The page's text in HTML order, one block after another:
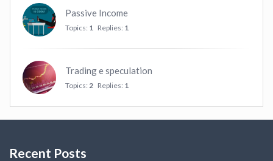
Passive Income
Topics: 1 Replies: 1
Trading e speculation
Topics: 2 Replies: 1
Recent Posts